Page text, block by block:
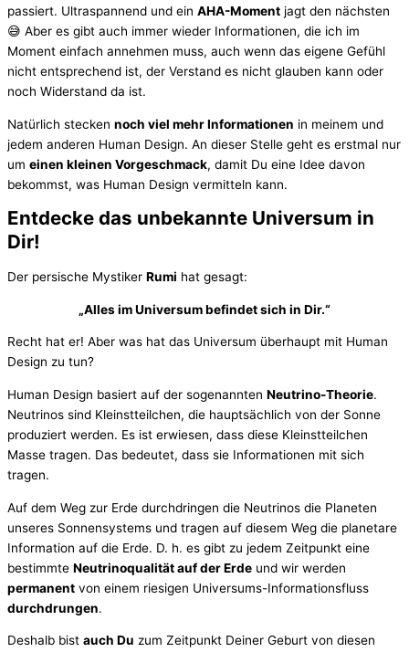
passiert. Ultraspannend und ein AHA-Moment jagt den nächsten
😅 Aber es gibt auch immer wieder Informationen, die ich im
Moment einfach annehmen muss, auch wenn das eigene Gefühl
nicht entsprechend ist, der Verstand es nicht glauben kann oder
noch Widerstand da ist.
Natürlich stecken noch viel mehr Informationen in meinem und
jedem anderen Human Design. An dieser Stelle geht es erstmal nur
um einen kleinen Vorgeschmack, damit Du eine Idee davon
bekommst, was Human Design vermitteln kann.
Entdecke das unbekannte Universum in
Dir!
Der persische Mystiker Rumi hat gesagt:
„Alles im Universum befindet sich in Dir.“
Recht hat er! Aber was hat das Universum überhaupt mit Human
Design zu tun?
Human Design basiert auf der sogenannten Neutrino-Theorie.
Neutrinos sind Kleinstteilchen, die hauptsächlich von der Sonne
produziert werden. Es ist erwiesen, dass diese Kleinstteilchen
Masse tragen. Das bedeutet, dass sie Informationen mit sich
tragen.
Auf dem Weg zur Erde durchdringen die Neutrinos die Planeten
unseres Sonnensystems und tragen auf diesem Weg die planetare
Information auf die Erde. D. h. es gibt zu jedem Zeitpunkt eine
bestimmte Neutrinoqualität auf der Erde und wir werden
permanent von einem riesigen Universums-Informationsfluss
durchdrungen.
Deshalb bist auch Du zum Zeitpunkt Deiner Geburt von diesen